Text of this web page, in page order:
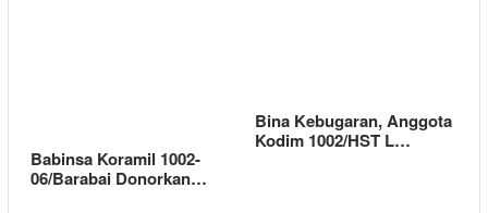
Babinsa Koramil 1002-
06/Barabai Donorkan…
Bina Kebugaran, Anggota
Kodim 1002/HST L…